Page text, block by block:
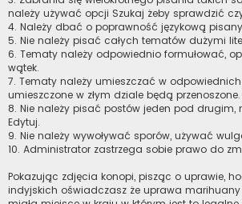
należy używać opcji Szukaj żeby sprawdzić
4. Należy dbać o poprawność językową
5. Nie należy pisać całych tematów dużymi
6. Tematy należy odpowiednio formułować,
wątek.
7. Tematy należy umieszczać w
umieszczone w złym dziale będą przenoszone.
8. Nie należy pisać postów jeden pod drugim,
Edytuj.
9. Nie należy wywoływać sporów, używać
10. Administrator zastrzega sobie prawo do
Pokazując zdjęcia konopi, pisząc o uprawie,
indyjskich oświadczasz że uprawa